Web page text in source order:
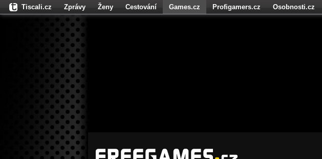
Tiscali.cz Zprávy Ženy Cestování Games.cz Profigamers.cz Osobnosti.cz
Fights.cz